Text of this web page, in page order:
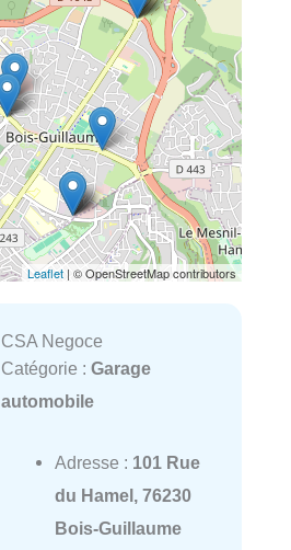
Leaflet | © OpenStreetMap contributors
CSA Negoce
Catégorie : Garage
automobile
Adresse : 101 Rue
du Hamel, 76230
Bois-Guillaume